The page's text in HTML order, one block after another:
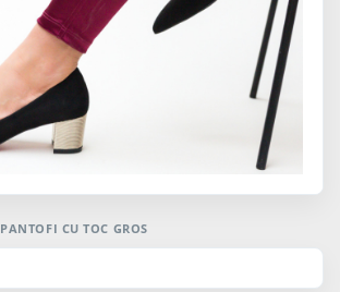
PANTOFI CU TOC GROS